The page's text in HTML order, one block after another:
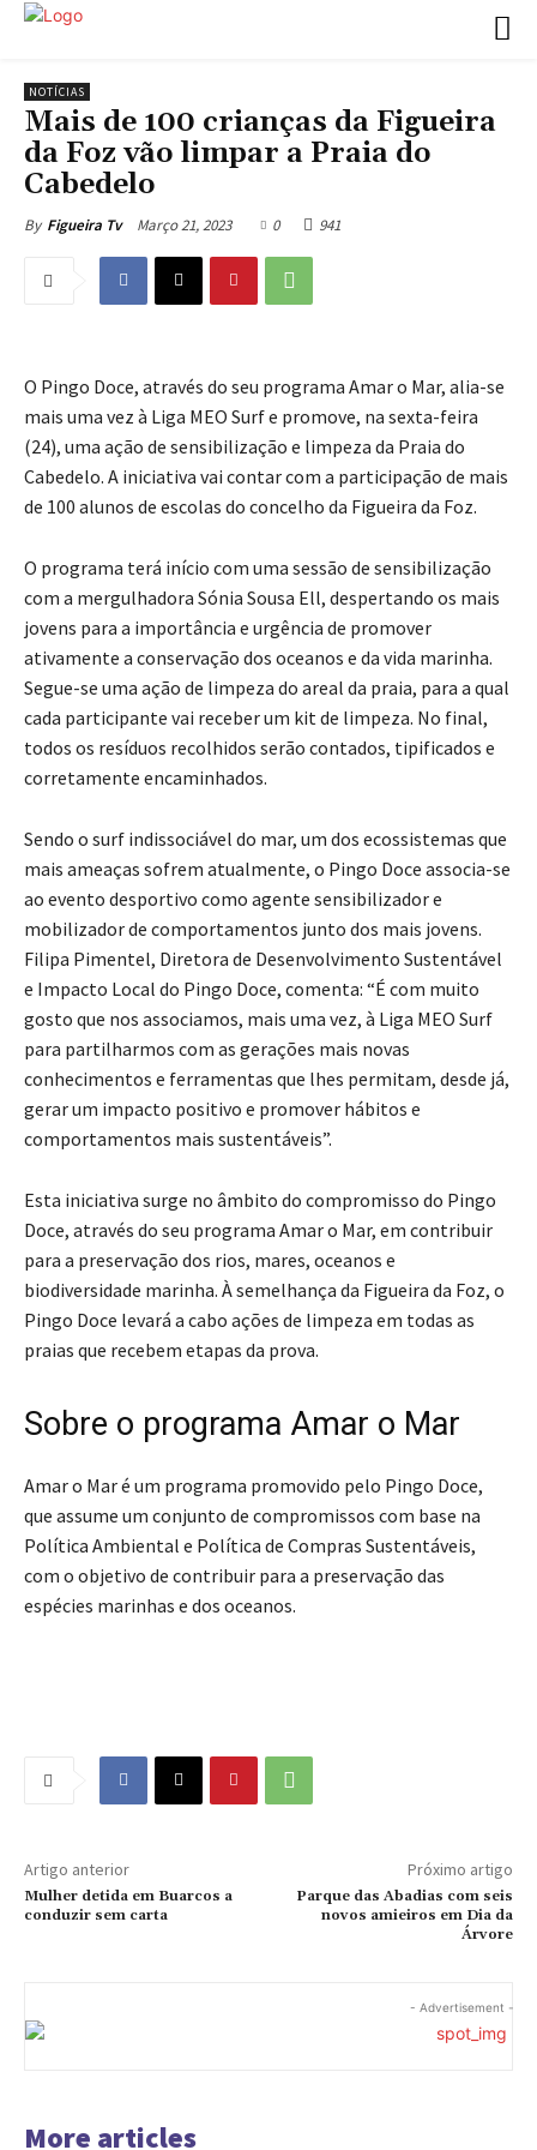
NOTÍCIAS
Mais de 100 crianças da Figueira
da Foz vão limpar a Praia do
Cabedelo
By Figueira Tv Março 21, 2023 0 941
O Pingo Doce, através do seu programa Amar o Mar, alia-se
mais uma vez à Liga MEO Surf e promove, na sexta-feira
(24), uma ação de sensibilização e limpeza da Praia do
Cabedelo. A iniciativa vai contar com a participação de mais
de 100 alunos de escolas do concelho da Figueira da Foz.
O programa terá início com uma sessão de sensibilização
com a mergulhadora Sónia Sousa Ell, despertando os mais
jovens para a importância e urgência de promover
ativamente a conservação dos oceanos e da vida marinha.
Segue-se uma ação de limpeza do areal da praia, para a qual
cada participante vai receber um kit de limpeza. No final,
todos os resíduos recolhidos serão contados, tipificados e
corretamente encaminhados.
Sendo o surf indissociável do mar, um dos ecossistemas que
mais ameaças sofrem atualmente, o Pingo Doce associa-se
ao evento desportivo como agente sensibilizador e
mobilizador de comportamentos junto dos mais jovens.
Filipa Pimentel, Diretora de Desenvolvimento Sustentável
e Impacto Local do Pingo Doce, comenta: “É com muito
gosto que nos associamos, mais uma vez, à Liga MEO Surf
para partilharmos com as gerações mais novas
conhecimentos e ferramentas que lhes permitam, desde já,
gerar um impacto positivo e promover hábitos e
comportamentos mais sustentáveis”.
Esta iniciativa surge no âmbito do compromisso do Pingo
Doce, através do seu programa Amar o Mar, em contribuir
para a preservação dos rios, mares, oceanos e
biodiversidade marinha. À semelhança da Figueira da Foz, o
Pingo Doce levará a cabo ações de limpeza em todas as
praias que recebem etapas da prova.
Sobre o programa Amar o Mar
Amar o Mar é um programa promovido pelo Pingo Doce,
que assume um conjunto de compromissos com base na
Política Ambiental e Política de Compras Sustentáveis,
com o objetivo de contribuir para a preservação das
espécies marinhas e dos oceanos.
Artigo anterior
Mulher detida em Buarcos a
conduzir sem carta
Próximo artigo
Parque das Abadias com seis
novos amieiros em Dia da
Árvore
- Advertisement -
More articles